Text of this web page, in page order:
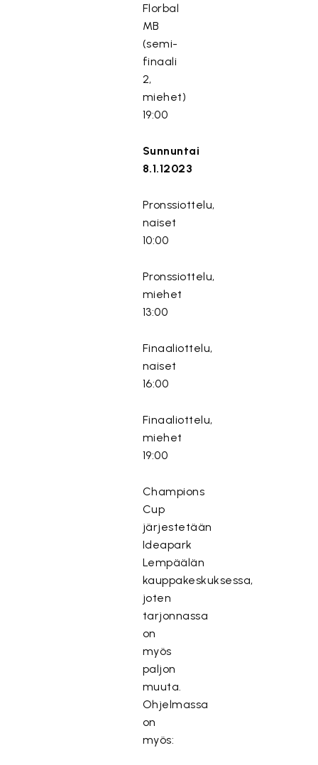
Florbal
MB
(semi-
finaali
2,
miehet)
19:00
Sunnuntai
8.1.12023
Pronssiottelu,
naiset
10:00
Pronssiottelu,
miehet
13:00
Finaaliottelu,
naiset
16:00
Finaaliottelu,
miehet
19:00
Champions
Cup
järjestetään
Ideapark
Lempäälän
kauppakeskuksessa,
joten
tarjonnassa
on
myös
paljon
muuta.
Ohjelmassa
on
myös: